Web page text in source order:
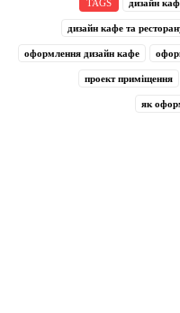
TAGS дизайн
дизайн кафе та
оформлення дизайн кафе
проект приміщення
як